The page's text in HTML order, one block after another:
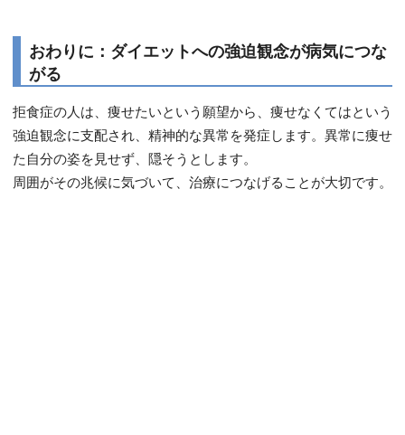
おわりに：ダイエットへの強迫観念が病気につな
がる
拒食症の人は、痩せたいという願望から、痩せなくてはという
強迫観念に支配され、精神的な異常を発症します。異常に痩せ
た自分の姿を見せず、隠そうとします。
周囲がその兆候に気づいて、治療につなげることが大切です。